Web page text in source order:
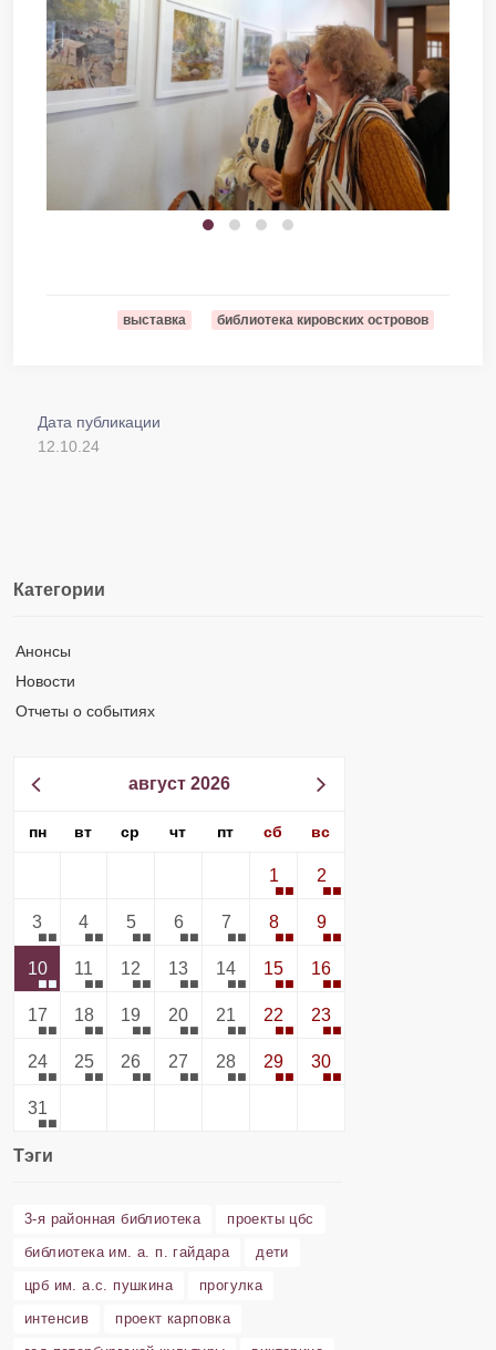
выставка библиотека кировских островов
Дата публикации
12.10.24
Категории
Анонсы
Новости
Отчеты о событиях
август 2026
пн вт ср чт пт сб вс
1 2
3 4 5 6 7 8 9
10 11 12 13 14 15 16
17 18 19 20 21 22 23
24 25 26 27 28 29 30
31
Тэги
3-я районная библиотека
проекты цбс
библиотека им. а. п. гайдара
дети
црб им. а.с. пушкина
прогулка
интенсив
проект карповка